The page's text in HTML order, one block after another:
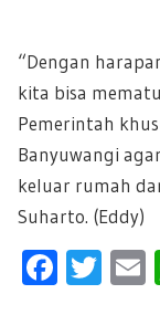
“Dengan
kita bisa
Pemerintah
Banyuwangi
keluar rumah
Suharto. (Eddy)
F
T